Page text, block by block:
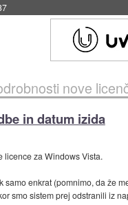
nove
in datum izida
licence za Windows Vista.
enkrat (pomnimo, da že
smo sistem prej odstranili iz